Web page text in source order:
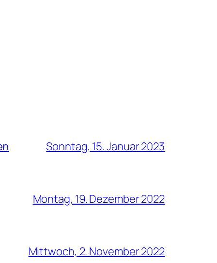
Sonntag, 15. Januar 2023
Montag, 19. Dezember 2022
Mittwoch, 2. November 2022